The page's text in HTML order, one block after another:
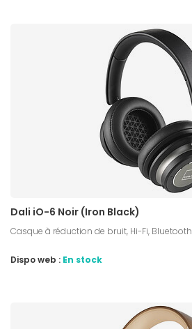
Dali iO-6 Noir (Iron Black)
Casque à réduction de bruit, Hi-Fi, Bluetooth
Dispo web : En stock